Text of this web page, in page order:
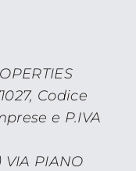
Codice
e P.IVA
VIA PIANO